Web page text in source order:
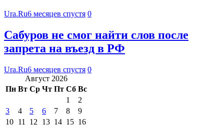
Ura.Ru6 месяцев спустя 0
Сабуров не смог найти слов после
запрета на въезд в РФ
Ura.Ru6 месяцев спустя 0
Август 2026
Пн Вт Ср Чт Пт Сб Вс
1
2
3
4 5 6 7 8
9
10 11 12 13 14 15 16